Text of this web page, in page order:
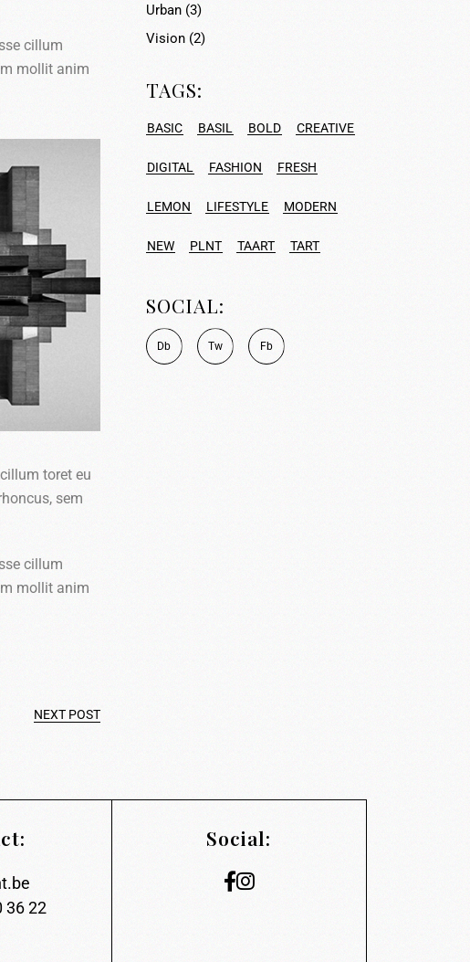
cillum
mollit anim
toret eu
sem
cillum
mollit anim
NEXT POST
Urban(3)
Vision(2)
TAGS:
BASIC BASIL BOLD CREATIVE
DIGITAL FASHION FRESH
LEMON LIFESTYLE MODERN
NEW PLNT TAART TART
SOCIAL:
Db Tw Fb
36 22
Social: